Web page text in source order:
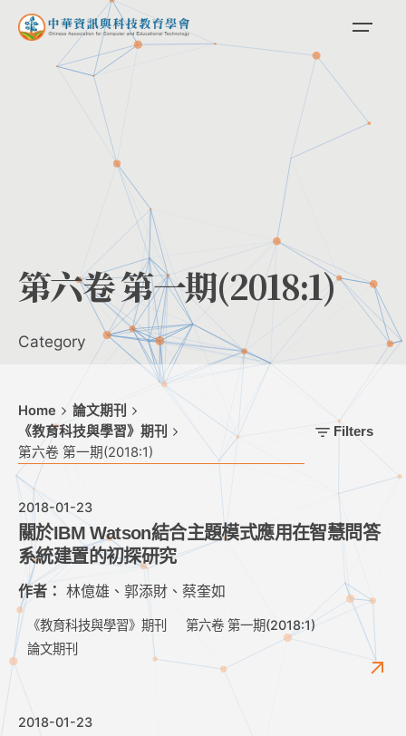
Skip
第六卷 第一期(2018:1)
Category
Home
論文期刊
《教育科技與學習》期刊
第六卷 第一期(2018:1)
Filters
2018-01-23
關於IBM Watson結合主題模式應用在智慧問答
系統建置的初探研究
作者： 林億雄、郭添財、蔡奎如
《教育科技與學習》期刊
第六卷 第一期(2018:1)
論文期刊
2018-01-23